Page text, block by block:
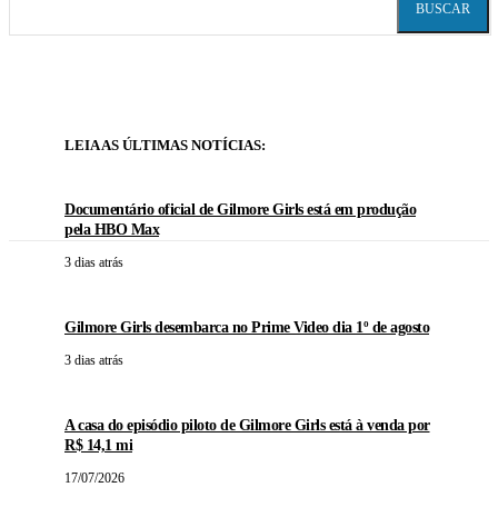
BUSCAR
LEIA AS ÚLTIMAS NOTÍCIAS:
Documentário oficial de Gilmore Girls está em produção
pela HBO Max
3 dias atrás
Gilmore Girls desembarca no Prime Video dia 1º de agosto
3 dias atrás
A casa do episódio piloto de Gilmore Girls está à venda por
R$ 14,1 mi
17/07/2026